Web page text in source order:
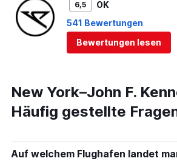
6,5
OK
541 Bewertungen
Bewertungen lesen
New York–John F.
Häufig gestellte
Auf welchem Flughafen landet